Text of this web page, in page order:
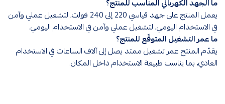
ما الجهد الكهربائي المناسب للمنتج؟
يعمل المنتج على جهد قياسي 220 إلى 240 فولت، لتشغيل عملي وآمن
في الاستخدام اليومي، لتشغيل عملي وآمن في الاستخدام اليومي.
ما عمر التشغيل المتوقّع للمنتج؟
يقدّم المنتج عمر تشغيل ممتد يصل إلى آلاف الساعات في الاستخدام
العادي، بما يناسب طبيعة الاستخدام داخل المكان.